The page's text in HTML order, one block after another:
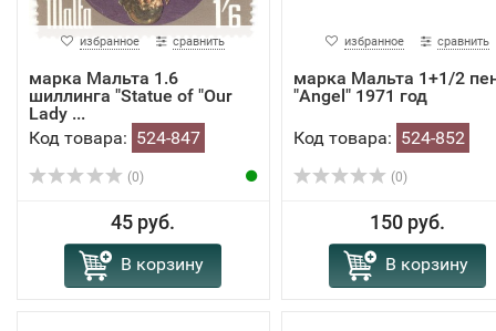
избранное сравнить
марка Мальта 1.6
шиллинга "Statue of "Our
Lady ...
Код товара: 524-847
(0)
45 руб.
В корзину
избранное сравнить
марка Мальта 1+1/2
"Angel" 1971 год
Код товара: 524-852
(0)
150 руб.
В корзину